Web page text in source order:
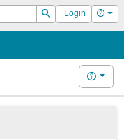
Suchen
Login Hilfe
Hilfe